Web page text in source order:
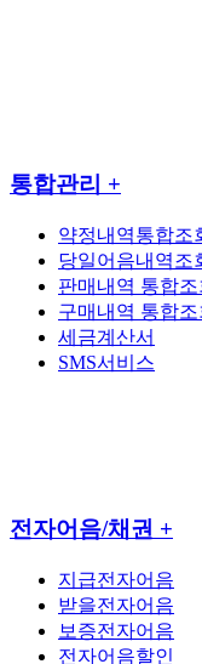
통합관리 +
약정내역통합조
당일어음내역조
판매내역 통합조
구매내역 통합조
세금계산서
SMS서비스
전자어음/채권 +
지급전자어음
받을전자어음
보증전자어음
전자어음할인